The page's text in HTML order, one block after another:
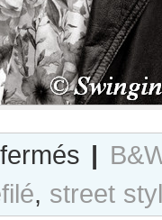
sur
B&W
Day
#349
|
, street